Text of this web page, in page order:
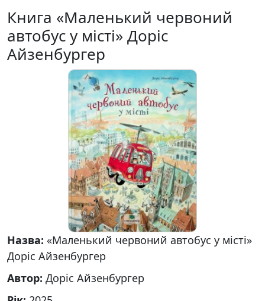
Книга «Маленький червоний
автобус у місті» Доріс
Айзенбургер
Назва: «Маленький червоний автобус у місті»
Доріс Айзенбургер
Автор: Доріс Айзенбургер